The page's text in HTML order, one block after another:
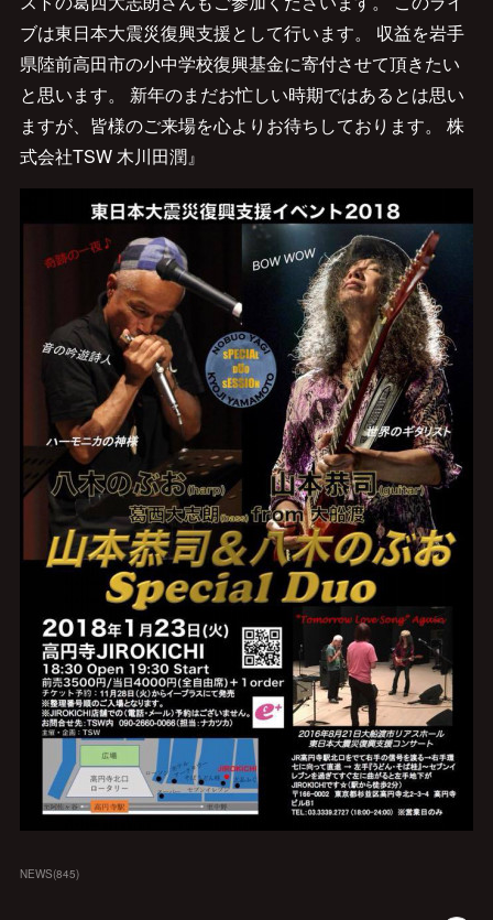
ブは東日本大震災復興支援として行います。 収益を岩手
県陸前高田市の小中学校復興基金に寄付させて頂きたい
と思います。 新年のまだお忙しい時期ではあるとは思い
ますが、皆様のご来場を心よりお待ちしております。 株
式会社TSW 木川田潤』
NEWS(845)